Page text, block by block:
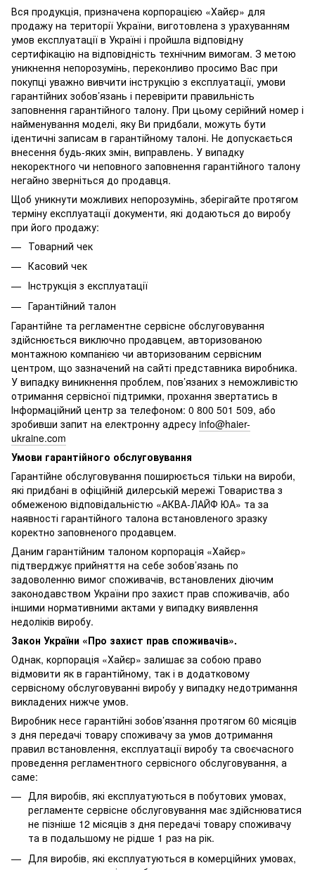
Вся продукція, призначена корпорацією «Хайєр» для
продажу на території України, виготовлена з урахуванням
умов експлуатації в Україні і пройшла відповідну
сертифікацію на відповідність технічним вимогам. З метою
уникнення непорозумінь, переконливо просимо Вас при
покупці уважно вивчити інструкцію з експлуатації, умови
гарантійних зобов’язань і перевірити правильність
заповнення гарантійного талону. При цьому серійний номер і
найменування моделі, яку Ви придбали, можуть бути
ідентичні записам в гарантійному талоні. Не допускається
внесення будь-яких змін, виправлень. У випадку
некоректного чи неповного заповнення гарантійного талону
негайно зверніться до продавця.
Щоб уникнути можливих непорозумінь, зберігайте протягом
терміну експлуатації документи, які додаються до виробу
при його продажу:
Товарний чек
Касовий чек
Інструкція з експлуатації
Гарантійний талон
Гарантійне та регламентне сервісне обслуговування
здійснюється виключно продавцем, авторизованою
монтажною компанією чи авторизованим сервісним
центром, що зазначений на сайті представника виробника.
У випадку виникнення проблем, пов’язаних з неможливістю
отримання сервісної підтримки, прохання звертатись в
Інформаційний центр за телефоном: 0 800 501 509, або
зробивши запит на електронну адресу info@haier-
ukraine.com
Умови гарантійного обслуговування
Гарантійне обслуговування поширюється тільки на вироби,
які придбані в офіційній дилерській мережі Товариства з
обмеженою відповідальністю «АКВА-ЛАЙФ ЮА» та за
наявності гарантійного талона встановленого зразку
коректно заповненого продавцем.
Даним гарантійним талоном корпорація «Хайєр»
підтверджує прийняття на себе зобов’язань по
задоволенню вимог споживачів, встановлених діючим
законодавством України про захист прав споживачів, або
іншими нормативними актами у випадку виявлення
недоліків виробу.
Закон України «Про захист прав споживачів».
Однак, корпорація «Хайєр» залишає за собою право
відмовити як в гарантійному, так і в додатковому
сервісному обслуговуванні виробу у випадку недотримання
викладених нижче умов.
Виробник несе гарантійні зобов’язання протягом 60 місяців
з дня передачі товару споживачу за умов дотримання
правил встановлення, експлуатації виробу та своєчасного
проведення регламентного сервісного обслуговування, а
саме:
Для виробів, які експлуатуються в побутових умовах,
регламенте сервісне обслуговування має здійснюватися
не пізніше 12 місяців з дня передачі товару споживачу
та в подальшому не рідше 1 раз на рік.
Для виробів, які експлуатуються в комерційних умовах,